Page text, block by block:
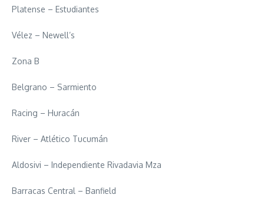
Platense – Estudiantes
Vélez – Newell’s
Zona B
Belgrano – Sarmiento
Racing – Huracán
River – Atlético Tucumán
Aldosivi – Independiente Rivadavia Mza
Barracas Central – Banfield